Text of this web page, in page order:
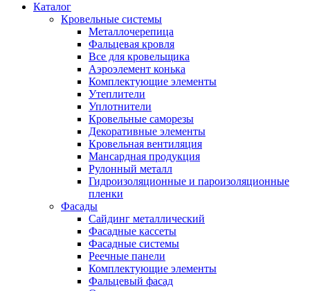
Каталог
Кровельные системы
Металлочерепица
Фальцевая кровля
Все для кровельщика
Аэроэлемент конька
Комплектующие элементы
Утеплители
Уплотнители
Кровельные саморезы
Декоративные элементы
Кровельная вентиляция
Мансардная продукция
Рулонный металл
Гидроизоляционные и пароизоляционные
пленки
Фасады
Сайдинг металлический
Фасадные кассеты
Фасадные системы
Реечные панели
Комплектующие элементы
Фальцевый фасад